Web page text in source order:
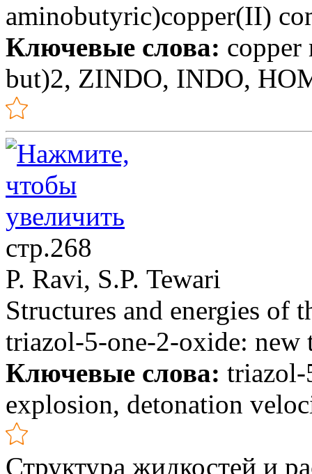
aminobutyric)copper(II)
Ключевые слова: copper
but)2, ZINDO, INDO,
стр.268
P. Ravi, S.P. Tewari
Structures and energies of
triazol-5-one-2-oxide: new
Ключевые слова: triazol-
explosion, detonation
Структура жидкостей и